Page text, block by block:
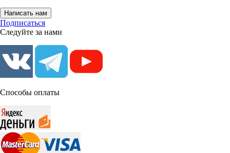
Написать нам
Подписаться
Следуйте за нами
Способы оплаты